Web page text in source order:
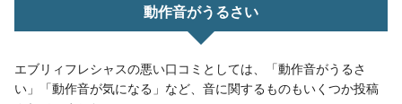
動作音がうるさい
エブリィフレシャスの悪い口コミとしては、「動作音がうるさ
い」「動作音が気になる」など、音に関するものもいくつか投稿